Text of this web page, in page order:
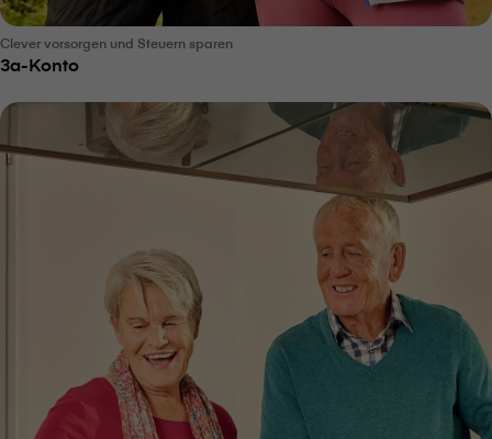
Clever vorsorgen und Steuern sparen
3a-Konto